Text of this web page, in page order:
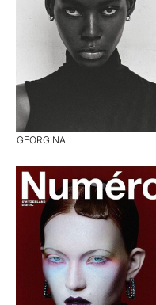
GEORGINA